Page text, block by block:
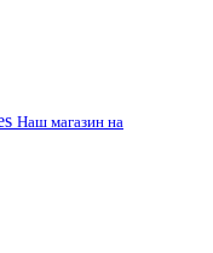
Наш магазин на